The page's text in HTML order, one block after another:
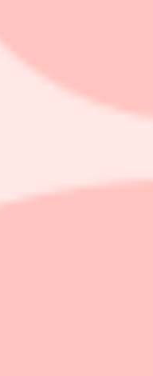
som tillför en
med ytterligare 50
investerare, omfattade
senaste stängningskursen.
i bolaget.
kommunicerade
under onsdagen.